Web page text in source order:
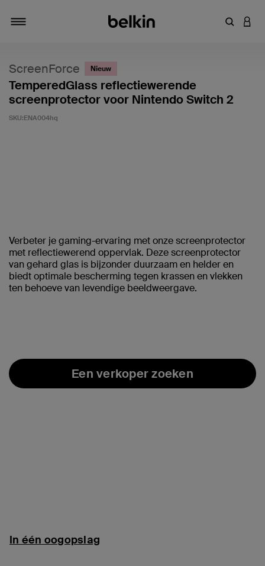
ScreenForce Nieuw
TemperedGlass reflectiewerende
screenprotector voor Nintendo Switch 2
SKU:ENA004hq
Verbeter je gaming-ervaring met onze screenprotector
met reflectiewerend oppervlak. Deze screenprotector
van gehard glas is bijzonder duurzaam en helder en
biedt optimale bescherming tegen krassen en vlekken
ten behoeve van levendige beeldweergave.
Een verkoper zoeken
In één oogopslag